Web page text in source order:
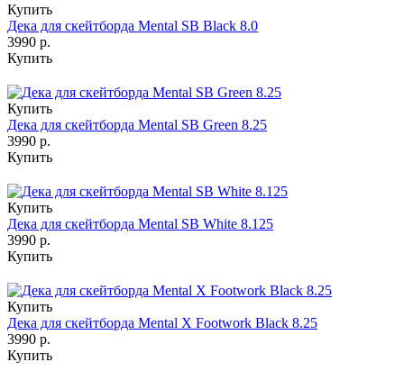
Купить
Дека для скейтборда Mental SB Black 8.0
3990 р.
Купить
Купить
Дека для скейтборда Mental SB Green 8.25
3990 р.
Купить
Купить
Дека для скейтборда Mental SB White 8.125
3990 р.
Купить
Купить
Дека для скейтборда Mental X Footwork Black 8.25
3990 р.
Купить